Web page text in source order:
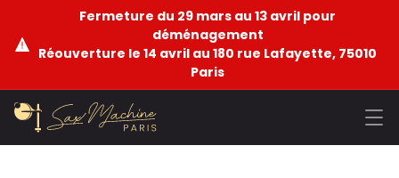
Fermeture du 29 mars au 13 avril pour
déménagement
Réouverture le 14 avril au 180 rue Lafayette, 75010
Paris